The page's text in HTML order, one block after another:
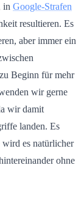
in Google-Strafen
resultieren. Es
aber immer ein
Beginn für mehr
wir gerne
wir damit
landen. Es
es natürlicher
ohne